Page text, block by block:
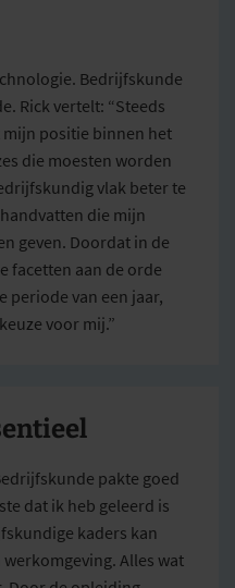
Bedrijfskunde
Rick vertelt: “Steeds
positie binnen het
die moesten worden
vlak beter te
die mijn
geven. Doordat in de
facetten aan de orde
periode van een jaar,
voor mij.”
pakte goed
dat ik heb geleerd is
kaders kan
Alles wat